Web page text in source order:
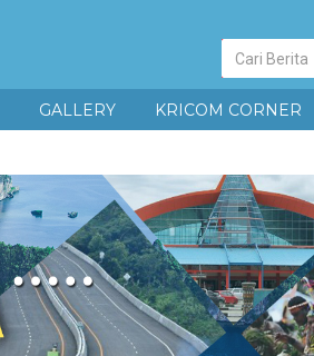
Pencarian
Berita
GALLERY KRICOM CORNER